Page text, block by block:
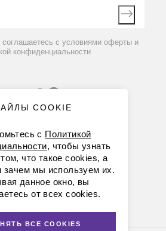
с условиями оферты и
конфиденциальности
234-05-08
658-76-06
COOKIE
с Политикой
, чтобы узнать
что такое cookies, а
зачем мы используем их.
данное окно, вы
от всех cookies.
ВСЕ COOKIES